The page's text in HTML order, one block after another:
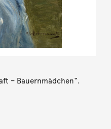
– Bauernmädchen“.